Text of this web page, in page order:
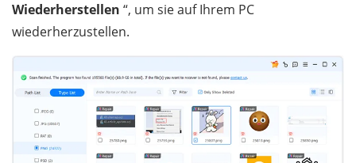
Wiederherstellen “, um sie auf Ihrem PC
wiederherzustellen.